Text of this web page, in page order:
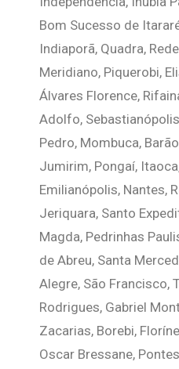
Bom Sucesso de
Indiaporã, Quadra,
Meridiano, Piquerobi,
Álvares Florence,
Adolfo,
Pedro, Mombuca,
Jumirim, Pongaí,
Emilianópolis, Nantes,
Jeriquara, Santo
Magda, Pedrinhas
de Abreu, Santa
Alegre, São Francisco,
Rodrigues, Gabriel
Zacarias, Borebi,
Oscar Bressane,